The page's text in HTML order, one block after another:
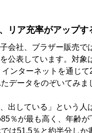
リア充率がアップす
会社、ブラザー販売で
公表しています。対象
ンターネットを通じて
データをのぞいてみま
出している」という人
％が最も高く、年齢が
は51.5％と約半分しか